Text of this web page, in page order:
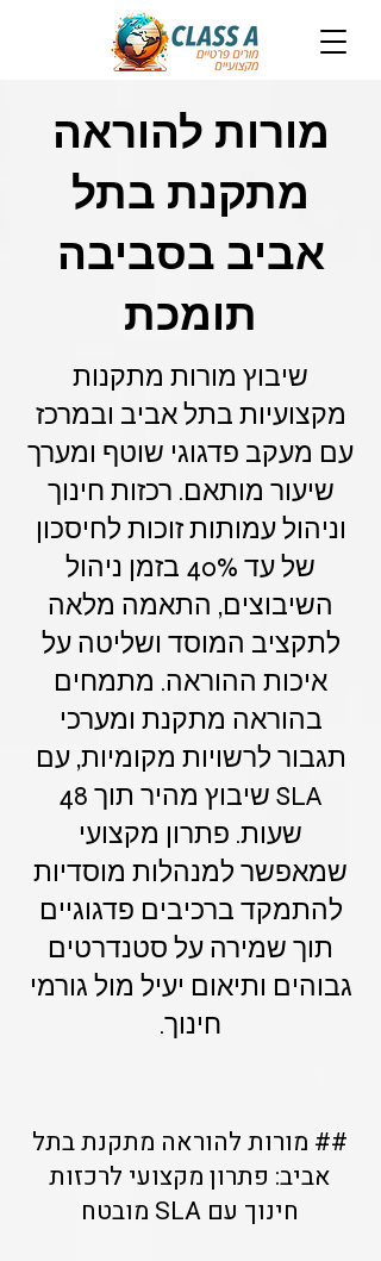
מורות להוראה
מתקנת בתל
אביב בסביבה
תומכת
שיבוץ מורות מתקנות
מקצועיות בתל אביב ובמרכז
עם מעקב פדגוגי שוטף ומערך
שיעור מותאם. רכזות חינוך
וניהול עמותות זוכות לחיסכון
של עד 40% בזמן ניהול
השיבוצים, התאמה מלאה
לתקציב המוסד ושליטה על
איכות ההוראה. מתמחים
בהוראה מתקנת ומערכי
תגבור לרשויות מקומיות, עם
SLA שיבוץ מהיר תוך 48
שעות. פתרון מקצועי
שמאפשר למנהלות מוסדיות
להתמקד ברכיבים פדגוגיים
תוך שמירה על סטנדרטים
גבוהים ותיאום יעיל מול גורמי
חינוך.
## מורות להוראה מתקנת בתל
אביב: פתרון מקצועי לרכזות
חינוך עם SLA מובטח